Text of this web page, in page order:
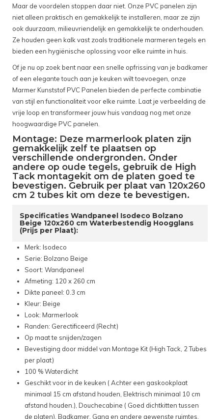
Maar de voordelen stoppen daar niet. Onze PVC panelen zijn
niet alleen praktisch en gemakkelijk te installeren, maar ze zijn
ook duurzaam, milieuvriendelijk en gemakkelijk te onderhouden.
Ze houden geen kalk vast zoals traditionele marmeren tegels en
bieden een hygiënische oplossing voor elke ruimte in huis.
Of je nu op zoek bent naar een snelle opfrissing van je badkamer
of een elegante touch aan je keuken wilt toevoegen, onze
Marmer Kunststof PVC Panelen bieden de perfecte combinatie
van stijl en functionaliteit voor elke ruimte. Laat je verbeelding de
vrije loop en transformeer jouw huis vandaag nog met onze
hoogwaardige PVC panelen.
Montage: Deze marmerlook platen zijn
gemakkelijk zelf te plaatsen op
verschillende ondergronden. Onder
andere op oude tegels, gebruik de High
Tack montagekit om de platen goed te
bevestigen. Gebruik per plaat van 120x260
cm 2 tubes kit om deze te bevestigen.
Specificaties Wandpaneel Isodeco Bolzano
Beige 120x260 cm Waterbestendig Hoogglans
(Prijs per Plaat):
Merk: Isodeco
Serie: Bolzano Beige
Soort: Wandpaneel
Afmeting: 120 x 260 cm
Dikte paneel: 0.3 cm
Kleur: Beige
Look: Marmerlook
Randen: Gerectificeerd (Recht)
Op maat te snijden/zagen
Bevestiging door middel van Montage Kit (High Tack, 2 Tubes
per plaat)
100 % Waterdicht
Geschikt voor in de keuken ( Achter een gaskookplaat
minimaal 15 cm afstand houden, Elektrisch minimaal 10 cm
afstand houden.), Douchecabine ( Goed dichtkitten tussen
de platen), Badkamer, Gang en andere gewenste ruimtes.